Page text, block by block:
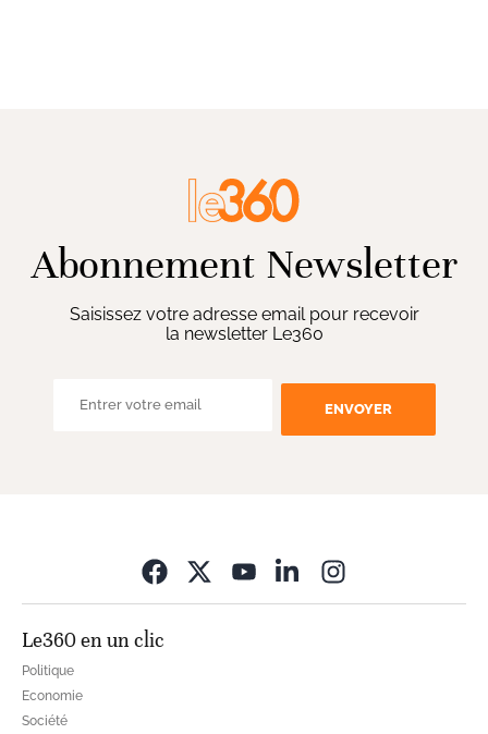
Abonnement Newsletter
Saisissez votre adresse email pour recevoir
la newsletter Le360
ENVOYER
Le360 en un clic
Politique
Economie
Société